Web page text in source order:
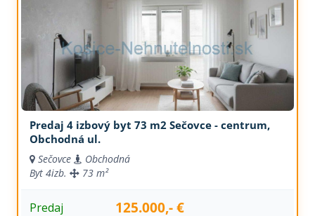
Predaj 4 izbový byt 73 m2 Sečovce - centrum,
Obchodná ul.
Sečovce
Obchodná
Byt 4izb. 73 m²
Predaj 125.000,- €